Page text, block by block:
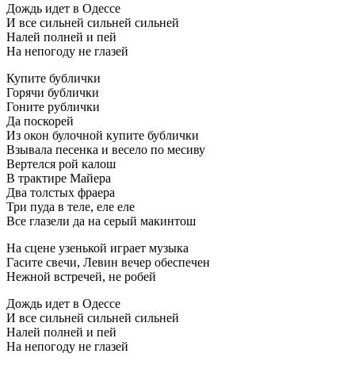
Дождь идет в Одессе
И все сильней сильней сильней
Налей полней и пей
На непогоду не глазей
Купите бублички
Горячи бублички
Гоните рублички
Да поскорей
Из окон булочной купите бублички
Взывала песенка и весело по месиву
Вертелся рой калош
В трактире Майера
Два толстых фраера
Три пуда в теле, еле еле
Все глазели да на серый макинтош
На сцене узенькой играет музыка
Гасите свечи, Левин вечер обеспечен
Нежной встречей, не робей
Дождь идет в Одессе
И все сильней сильней сильней
Налей полней и пей
На непогоду не глазей